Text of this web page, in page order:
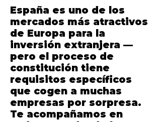
España es uno de los
mercados más atractivos
de Europa para la
inversión extranjera —
pero el proceso de
constitución tiene
requisitos específicos
que cogen a muchas
empresas por sorpresa.
Te acompañamos en